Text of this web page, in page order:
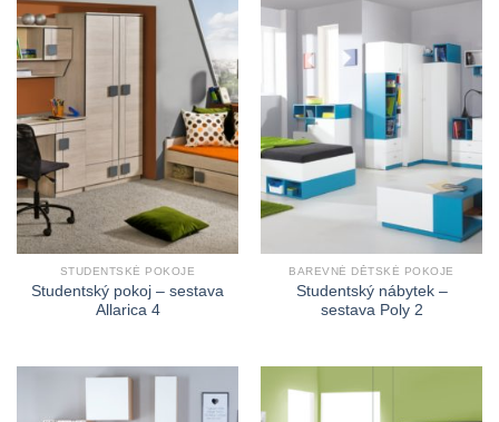
STUDENTSKÉ POKOJE
Studentský pokoj – sestava
Allarica 4
BAREVNÉ DĚTSKÉ POKOJE
Studentský nábytek –
sestava Poly 2